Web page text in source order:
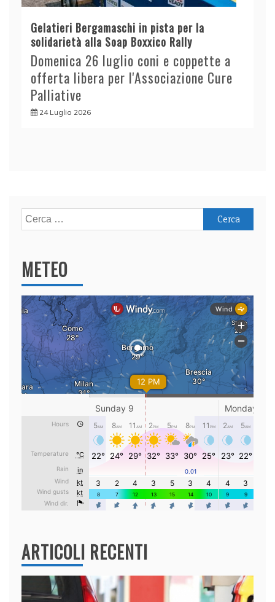
Gelatieri Bergamaschi in pista per la
solidarietà alla Soap Boxxico Rally
Domenica 26 luglio coni e coppette a
offerta libera per l'Associazione Cure
Palliative
24 Luglio 2026
Ricerca
per:
METEO
ARTICOLI RECENTI